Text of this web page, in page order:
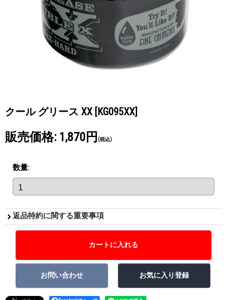
クール グリース XX [KG095XX]
販売価格: 1,870円 (税込)
数量:
返品特約に関する重要事項